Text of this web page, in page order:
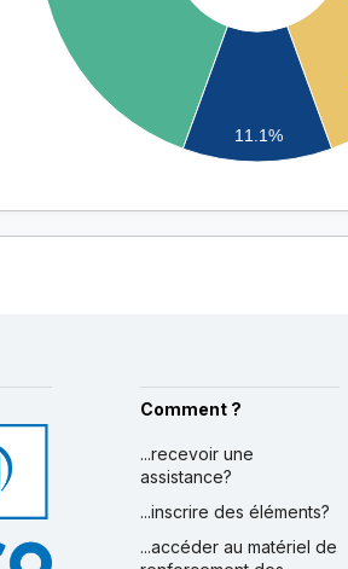
11.1%
Comment ?
...recevoir une
assistance?
...inscrire des éléments?
...accéder au matériel de